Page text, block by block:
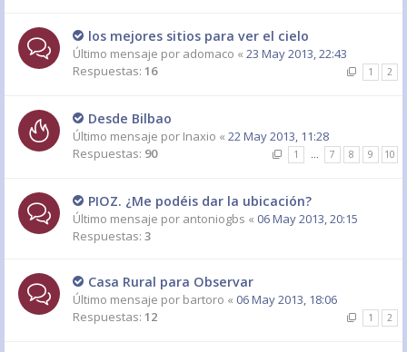
los mejores sitios para ver el cielo
Último mensaje por adomaco « 23 May 2013, 22:43
Respuestas: 16 1 2
Desde Bilbao
Último mensaje por Inaxio « 22 May 2013, 11:28
Respuestas: 90 1 … 7 8 9 10
PIOZ. ¿Me podéis dar la ubicación?
Último mensaje por antoniogbs « 06 May 2013, 20:15
Respuestas: 3
Casa Rural para Observar
Último mensaje por bartoro « 06 May 2013, 18:06
Respuestas: 12 1 2